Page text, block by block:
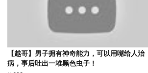
【越哥】男子拥有神奇能力，可以用嘴给人治
病，事后吐出一堆黑色虫子！